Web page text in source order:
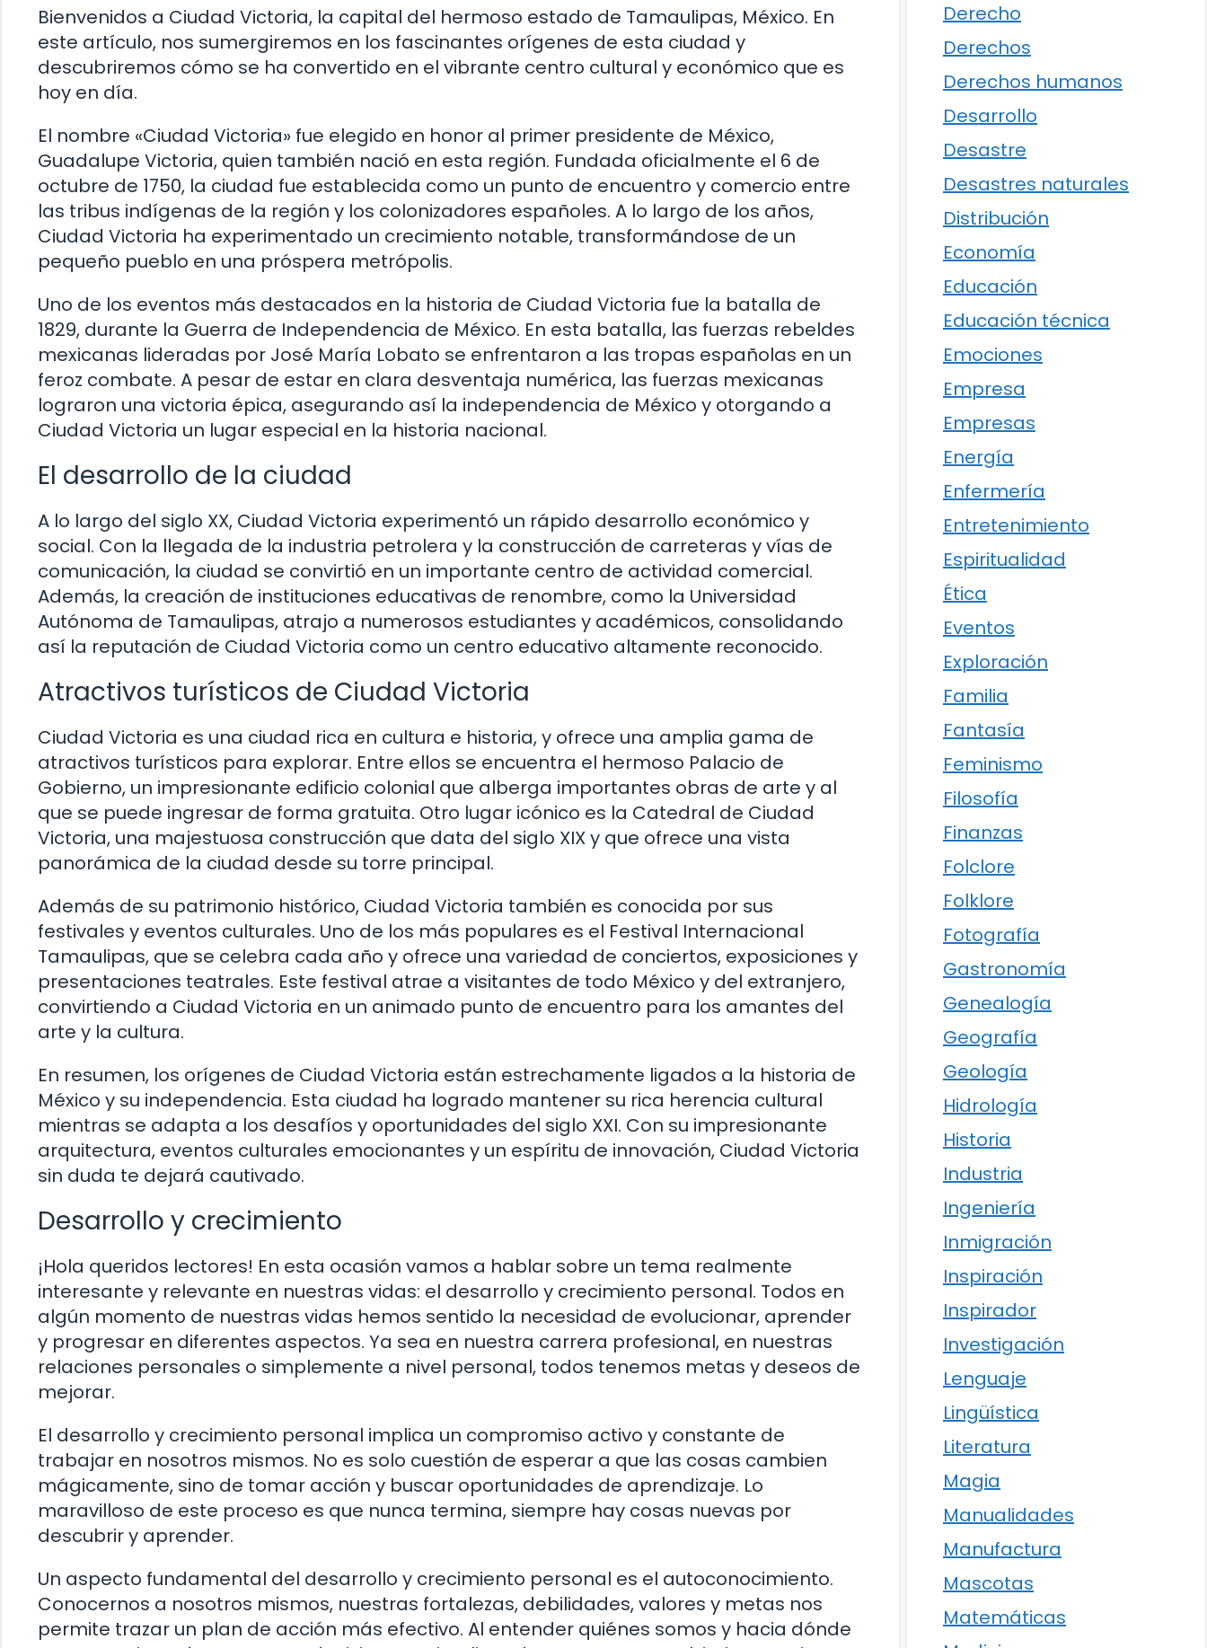
Bienvenidos a Ciudad Victoria, la capital del hermoso estado de Tamaulipas, México. En
este artículo, nos sumergiremos en los fascinantes orígenes de esta ciudad y
descubriremos cómo se ha convertido en el vibrante centro cultural y económico que es
hoy en día.
El nombre «Ciudad Victoria» fue elegido en honor al primer presidente de México,
Guadalupe Victoria, quien también nació en esta región. Fundada oficialmente el 6 de
octubre de 1750, la ciudad fue establecida como un punto de encuentro y comercio entre
las tribus indígenas de la región y los colonizadores españoles. A lo largo de los años,
Ciudad Victoria ha experimentado un crecimiento notable, transformándose de un
pequeño pueblo en una próspera metrópolis.
Uno de los eventos más destacados en la historia de Ciudad Victoria fue la batalla de
1829, durante la Guerra de Independencia de México. En esta batalla, las fuerzas rebeldes
mexicanas lideradas por José María Lobato se enfrentaron a las tropas españolas en un
feroz combate. A pesar de estar en clara desventaja numérica, las fuerzas mexicanas
lograron una victoria épica, asegurando así la independencia de México y otorgando a
Ciudad Victoria un lugar especial en la historia nacional.
El desarrollo de la ciudad
A lo largo del siglo XX, Ciudad Victoria experimentó un rápido desarrollo económico y
social. Con la llegada de la industria petrolera y la construcción de carreteras y vías de
comunicación, la ciudad se convirtió en un importante centro de actividad comercial.
Además, la creación de instituciones educativas de renombre, como la Universidad
Autónoma de Tamaulipas, atrajo a numerosos estudiantes y académicos, consolidando
así la reputación de Ciudad Victoria como un centro educativo altamente reconocido.
Atractivos turísticos de Ciudad Victoria
Ciudad Victoria es una ciudad rica en cultura e historia, y ofrece una amplia gama de
atractivos turísticos para explorar. Entre ellos se encuentra el hermoso Palacio de
Gobierno, un impresionante edificio colonial que alberga importantes obras de arte y al
que se puede ingresar de forma gratuita. Otro lugar icónico es la Catedral de Ciudad
Victoria, una majestuosa construcción que data del siglo XIX y que ofrece una vista
panorámica de la ciudad desde su torre principal.
Además de su patrimonio histórico, Ciudad Victoria también es conocida por sus
festivales y eventos culturales. Uno de los más populares es el Festival Internacional
Tamaulipas, que se celebra cada año y ofrece una variedad de conciertos, exposiciones y
presentaciones teatrales. Este festival atrae a visitantes de todo México y del extranjero,
convirtiendo a Ciudad Victoria en un animado punto de encuentro para los amantes del
arte y la cultura.
En resumen, los orígenes de Ciudad Victoria están estrechamente ligados a la historia de
México y su independencia. Esta ciudad ha logrado mantener su rica herencia cultural
mientras se adapta a los desafíos y oportunidades del siglo XXI. Con su impresionante
arquitectura, eventos culturales emocionantes y un espíritu de innovación, Ciudad Victoria
sin duda te dejará cautivado.
Desarrollo y crecimiento
¡Hola queridos lectores! En esta ocasión vamos a hablar sobre un tema realmente
interesante y relevante en nuestras vidas: el desarrollo y crecimiento personal. Todos en
algún momento de nuestras vidas hemos sentido la necesidad de evolucionar, aprender
y progresar en diferentes aspectos. Ya sea en nuestra carrera profesional, en nuestras
relaciones personales o simplemente a nivel personal, todos tenemos metas y deseos de
mejorar.
El desarrollo y crecimiento personal implica un compromiso activo y constante de
trabajar en nosotros mismos. No es solo cuestión de esperar a que las cosas cambien
mágicamente, sino de tomar acción y buscar oportunidades de aprendizaje. Lo
maravilloso de este proceso es que nunca termina, siempre hay cosas nuevas por
descubrir y aprender.
Un aspecto fundamental del desarrollo y crecimiento personal es el autoconocimiento.
Conocernos a nosotros mismos, nuestras fortalezas, debilidades, valores y metas nos
permite trazar un plan de acción más efectivo. Al entender quiénes somos y hacia dónde
Derecho
Derechos
Derechos humanos
Desarrollo
Desastre
Desastres naturales
Distribución
Economía
Educación
Educación técnica
Emociones
Empresa
Empresas
Energía
Enfermería
Entretenimiento
Espiritualidad
Ética
Eventos
Exploración
Familia
Fantasía
Feminismo
Filosofía
Finanzas
Folclore
Folklore
Fotografía
Gastronomía
Genealogía
Geografía
Geología
Hidrología
Historia
Industria
Ingeniería
Inmigración
Inspiración
Inspirador
Investigación
Lenguaje
Lingüística
Literatura
Magia
Manualidades
Manufactura
Mascotas
Matemáticas